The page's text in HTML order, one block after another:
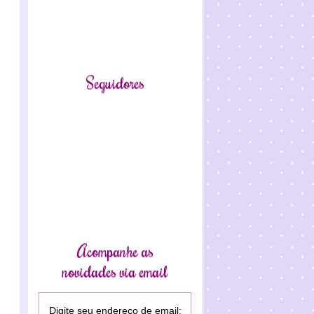
Seguidores
Acompanhe as
novidades via email
Digite seu endereço de email: